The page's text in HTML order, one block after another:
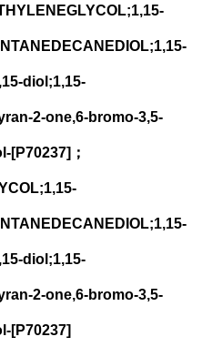
diol;1,15-
2-one,6-bromo-3,5-
[P70237]；
diol;1,15-
2-one,6-bromo-3,5-
[P70237]